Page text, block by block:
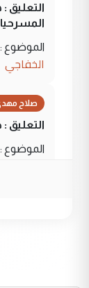
الموضوع :
الخفاجي
صلاح
الموضوع :